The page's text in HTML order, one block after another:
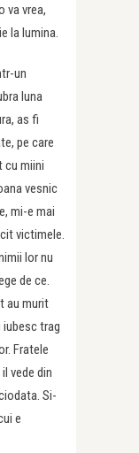
va vrea,
la lumina.
un
luna
as fi
pe care
cu miini
vesnic
mi-e mai
victimele.
lor nu
de ce.
au murit
iubesc trag
Fratele
vede din
Si-
e